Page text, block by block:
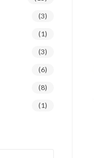
(3)
(1)
(3)
(6)
(8)
(1)